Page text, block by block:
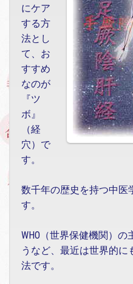
にケア
する方
法とし
て、お
すすめ
なのが
『ツ
ボ』
（経
穴）で
す。
数千年の歴史を持つ中医
す。
WHO（世界保健機関）
うなど、最近は世界的
法です。